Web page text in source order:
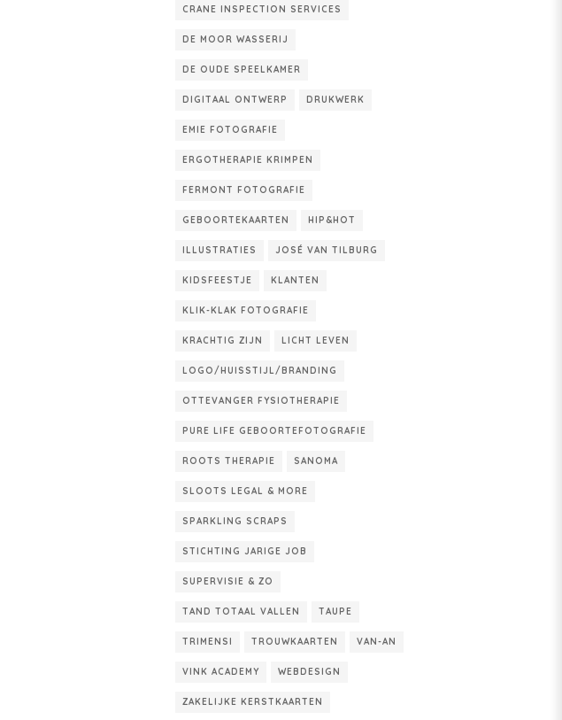
CRANE INSPECTION SERVICES
DE MOOR WASSERIJ
DE OUDE SPEELKAMER
DIGITAAL ONTWERP DRUKWERK
EMIE FOTOGRAFIE
ERGOTHERAPIE KRIMPEN
FERMONT FOTOGRAFIE
GEBOORTEKAARTEN HIP&HOT
ILLUSTRATIES JOSÉ VAN TILBURG
KIDSFEESTJE KLANTEN
KLIK-KLAK FOTOGRAFIE
KRACHTIG ZIJN LICHT LEVEN
LOGO/HUISSTIJL/BRANDING
OTTEVANGER FYSIOTHERAPIE
PURE LIFE GEBOORTEFOTOGRAFIE
ROOTS THERAPIE SANOMA
SLOOTS LEGAL & MORE
SPARKLING SCRAPS
STICHTING JARIGE JOB
SUPERVISIE & ZO
TAND TOTAAL VALLEN TAUPE
TRIMENSI TROUWKAARTEN VAN-AN
VINK ACADEMY WEBDESIGN
ZAKELIJKE KERSTKAARTEN